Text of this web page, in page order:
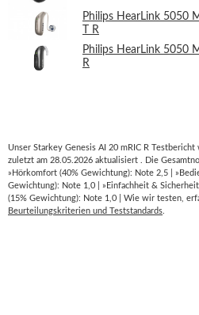
Philips HearLink 5050
T R
Philips HearLink 5050
R
Unser Starkey Genesis AI 20 mRIC R
zuletzt am 28.05.2026 aktualisiert . Die
»Hörkomfort (40% Gewichtung): Note 2,5 |
Gewichtung): Note 1,0 | »Einfachheit &
(15% Gewichtung): Note 1,0 | Wie wir testen,
Beurteilungskriterien und Teststandards